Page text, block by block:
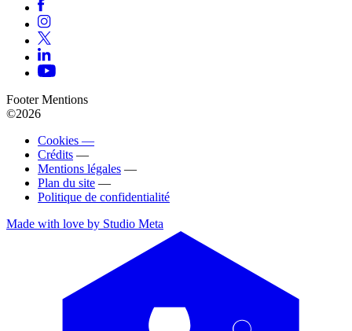
Footer Mentions
©2026
Cookies —
Crédits —
Mentions légales —
Plan du site —
Politique de confidentialité
Made with love by Studio Meta